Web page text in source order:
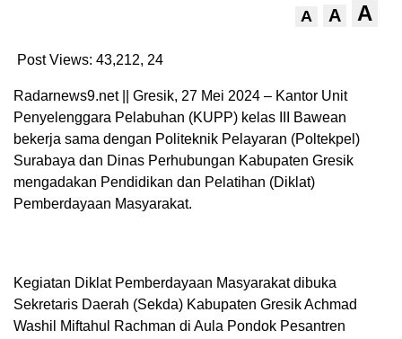
A A A
Post Views: 43,212, 24
Radarnews9.net || Gresik, 27 Mei 2024 – Kantor Unit
Penyelenggara Pelabuhan (KUPP) kelas III Bawean
bekerja sama dengan Politeknik Pelayaran (Poltekpel)
Surabaya dan Dinas Perhubungan Kabupaten Gresik
mengadakan Pendidikan dan Pelatihan (Diklat)
Pemberdayaan Masyarakat.
Kegiatan Diklat Pemberdayaan Masyarakat dibuka
Sekretaris Daerah (Sekda) Kabupaten Gresik Achmad
Washil Miftahul Rachman di Aula Pondok Pesantren